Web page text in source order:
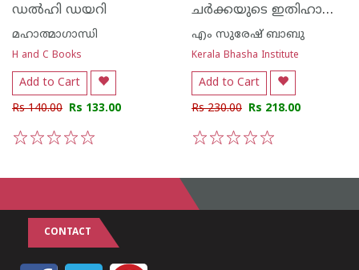
ഡല്‍ഹി ഡയറി
മഹാത്മാഗാന്ധി
H and C Books
Add to Cart
Rs 140.00 Rs 133.00
ചര്‍ക്കയുടെ ഇതിഹാസം അഥവാ ഗാന്ധിജിയുടെ ഖാദിജീവിതം
എം സുരേഷ് ബാബു
Kerala Bhasha Institute
Add to Cart
Rs 230.00 Rs 218.00
CONTACT